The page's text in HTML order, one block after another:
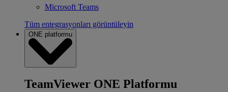
Microsoft Teams
Tüm entegrasyonları görüntüleyin
ONE platformu
TeamViewer ONE Platformu